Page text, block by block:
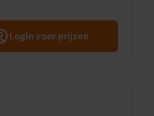
Login voor prijzen